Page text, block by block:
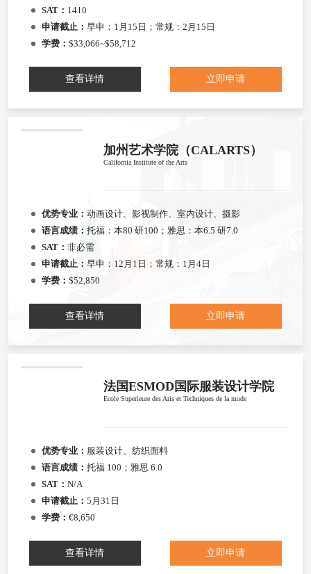
SAT： 1410
申请截止： 早申：1月15日；常规：2月15日
学费： $33,066~$58,712
查看详情 立即申请
加州艺术学院（CALARTS）
California Institute of the Arts
优势专业： 动画设计、影视制作、室内设计、摄影
语言成绩： 托福：本80 研100；雅思：本6.5 研7.0
SAT： 非必需
申请截止： 早申：12月1日；常规：1月4日
学费： $52,850
查看详情 立即申请
法国ESMOD国际服装设计学院
Ecole Superieure des Aris et Techniques de la mode
优势专业： 服装设计、纺织面料
语言成绩： 托福 100；雅思 6.0
SAT： N/A
申请截止： 5月31日
学费： €8,650
查看详情 立即申请